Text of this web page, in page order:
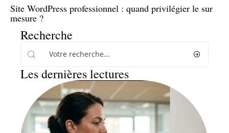
Site WordPress professionnel : quand privilégier le sur
mesure ?
Recherche
Les dernières lectures